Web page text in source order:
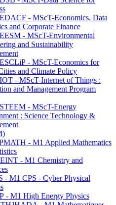
- MScT-Economics, Data
and Corporate Finance
- MScT-Environmental
and Sustainability
- MScT-Economics for
and Climate Policy
- MScT-Internet of Things :
and Management Program
- MScT-Energy
: Science Technology &
- M1 Applied Mathematics
- M1 Chemistry and
- M1 CPS - Cyber Physical
- M1 High Energy Physics